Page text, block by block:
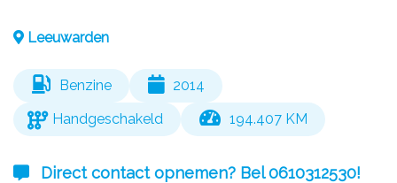
Leeuwarden
Benzine
2014
Handgeschakeld
194.407 KM
Direct contact opnemen? Bel 0610312530!